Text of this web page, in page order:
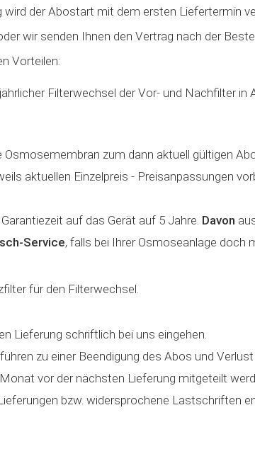
der Abostart mit dem ersten Liefertermin
wir senden Ihnen den Vertrag nach der
Vorteilen:
Filterwechsel der Vor- und Nachfilter in
zum dann aktuell gültigen
aktuellen Einzelpreis - Preisanpassungen
auf das Gerät auf 5 Jahre. Davon
Service, falls bei Ihrer Osmoseanlage
für den Filterwechsel.
Lieferung schriftlich bei uns eingehen.
zu einer Beendigung des Abos und
vor der nächsten Lieferung mitgeteilt
bzw. widersprochene Lastschriften